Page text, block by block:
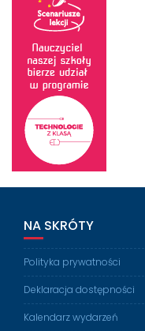
NA SKRÓTY
Polityka prywatności
Deklaracja dostępności
Kalendarz wydarzeń